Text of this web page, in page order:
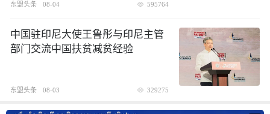
东盟头条 08-04 595764
中国驻印尼大使王鲁彤与印尼主管
部门交流中国扶贫减贫经验
东盟头条 08-03 329275